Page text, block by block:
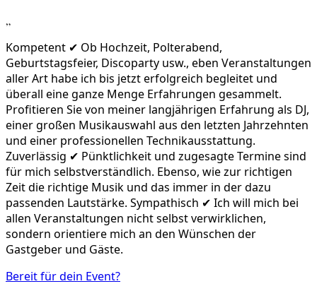
„
Kompetent ✔ Ob Hochzeit, Polterabend,
Geburtstagsfeier, Discoparty usw., eben Veranstaltungen
aller Art habe ich bis jetzt erfolgreich begleitet und
überall eine ganze Menge Erfahrungen gesammelt.
Profitieren Sie von meiner langjährigen Erfahrung als DJ,
einer großen Musikauswahl aus den letzten Jahrzehnten
und einer professionellen Technikausstattung.
Zuverlässig ✔ Pünktlichkeit und zugesagte Termine sind
für mich selbstverständlich. Ebenso, wie zur richtigen
Zeit die richtige Musik und das immer in der dazu
passenden Lautstärke. Sympathisch ✔ Ich will mich bei
allen Veranstaltungen nicht selbst verwirklichen,
sondern orientiere mich an den Wünschen der
Gastgeber und Gäste.
Bereit für dein Event?